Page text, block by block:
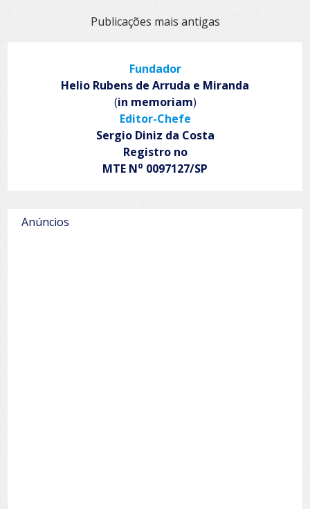
terra
NavegaçãoPublicações mais antigas
Fundador
Helio Rubens de Arruda e Miranda
(in memoriam)
Editor-Chefe
Sergio Diniz da Costa
Registro no
MTE No 0097127/SP
Anúncios